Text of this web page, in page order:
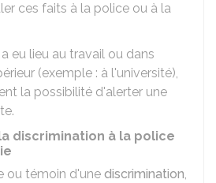
ces faits à la police ou à la
eu lieu au travail ou dans
(exemple : à l'université),
la possibilité d'alerter une
discrimination à la police
ou témoin d'une discrimination,